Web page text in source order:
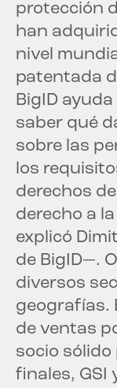
protección
han
nivel
patentada
BigID
saber qué
sobre las
los
derechos
derecho a
explicó
de BigID—.
diversos
geografías.
de ventas
socio
finales, GSI